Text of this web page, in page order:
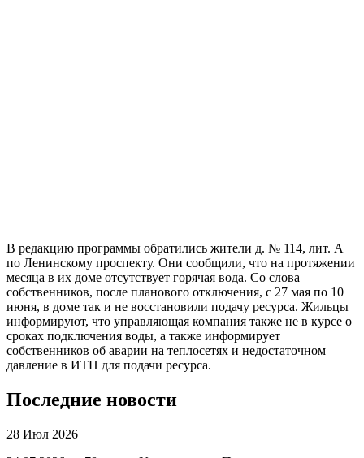
В редакцию программы обратились жители д. № 114, лит. А
по Ленинскому проспекту. Они сообщили, что на протяжении
месяца в их доме отсутствует горячая вода. Со слова
собственников, после планового отключения, с 27 мая по 10
июня, в доме так и не восстановили подачу ресурса. Жильцы
информируют, что управляющая компания также не в курсе о
сроках подключения воды, а также информирует
собственников об аварии на теплосетях и недостаточном
давление в ИТП для подачи ресурса.
Последние новости
28 Июл 2026